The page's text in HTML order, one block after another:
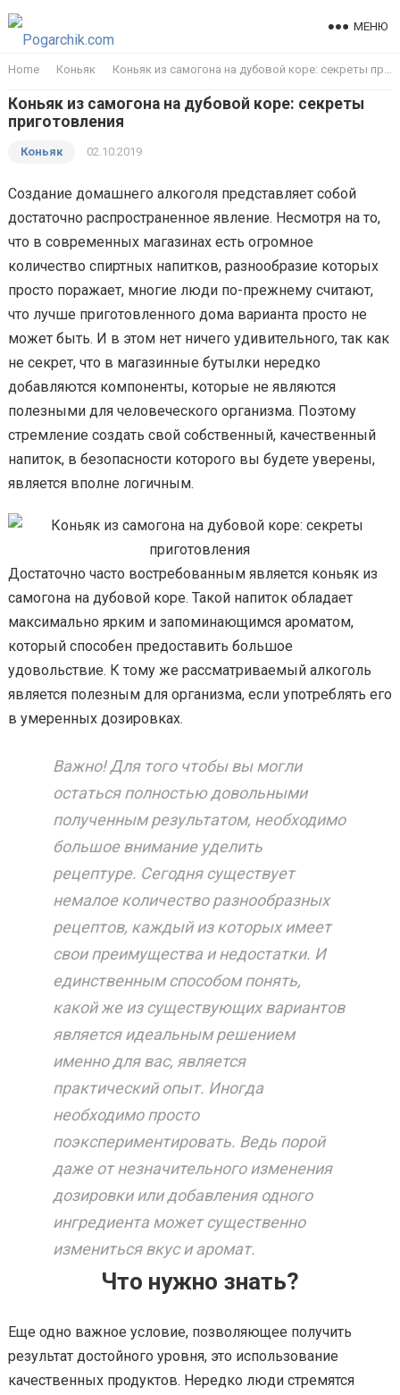
МЕНЮ
Home Коньяк Коньяк из самогона на дубовой коре: секреты приготовления
Коньяк из самогона на дубовой коре: секреты
приготовления
Коньяк 02.10.2019
Создание домашнего алкоголя представляет собой
достаточно распространенное явление. Несмотря на то,
что в современных магазинах есть огромное
количество спиртных напитков, разнообразие которых
просто поражает, многие люди по-прежнему считают,
что лучше приготовленного дома варианта просто не
может быть. И в этом нет ничего удивительного, так как
не секрет, что в магазинные бутылки нередко
добавляются компоненты, которые не являются
полезными для человеческого организма. Поэтому
стремление создать свой собственный, качественный
напиток, в безопасности которого вы будете уверены,
является вполне логичным.
Достаточно часто востребованным является коньяк из
самогона на дубовой коре. Такой напиток обладает
максимально ярким и запоминающимся ароматом,
который способен предоставить большое
удовольствие. К тому же рассматриваемый алкоголь
является полезным для организма, если употреблять его
в умеренных дозировках.
Важно! Для того чтобы вы могли
остаться полностью довольными
полученным результатом, необходимо
большое внимание уделить
рецептуре. Сегодня существует
немалое количество разнообразных
рецептов, каждый из которых имеет
свои преимущества и недостатки. И
единственным способом понять,
какой же из существующих вариантов
является идеальным решением
именно для вас, является
практический опыт. Иногда
необходимо просто
поэкспериментировать. Ведь порой
даже от незначительного изменения
дозировки или добавления одного
ингредиента может существенно
измениться вкус и аромат.
Что нужно знать?
Еще одно важное условие, позволяющее получить
результат достойного уровня, это использование
качественных продуктов. Нередко люди стремятся